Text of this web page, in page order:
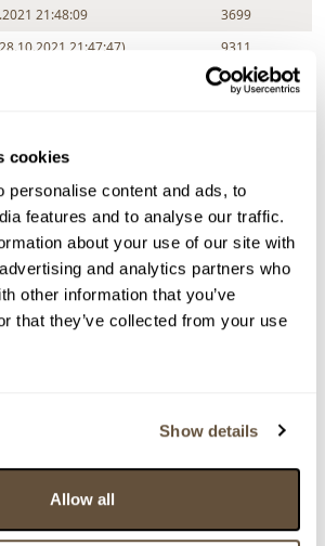
cookies
personalise content and ads, to
features and to analyse our traffic.
about your use of our site with
and analytics partners who
other information that you’ve
that they’ve collected from your use
Show details
Allow all
21:48:09
3699
21:47:47)
9311
3699
21:44:49
3699
21:44:17)
8740
21:44:18
3699
21:43:28)
8740
21:42:10
9311
21:40:07)
9311
21:39:15
21:38:55
8740